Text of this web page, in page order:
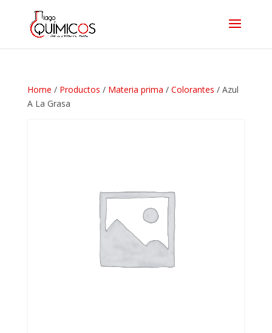
Home / Productos / Materia prima / Colorantes / Azul
A La Grasa